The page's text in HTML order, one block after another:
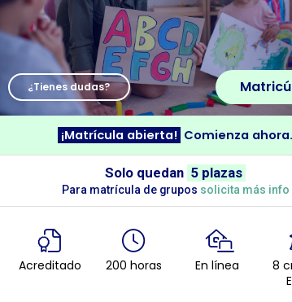
¿Tienes dudas?
¡Matrícula abierta! Comienza ahora.
Solo quedan 5 plazas
Para matrícula de grupos solicita más info
Acreditado 200 horas En línea
8